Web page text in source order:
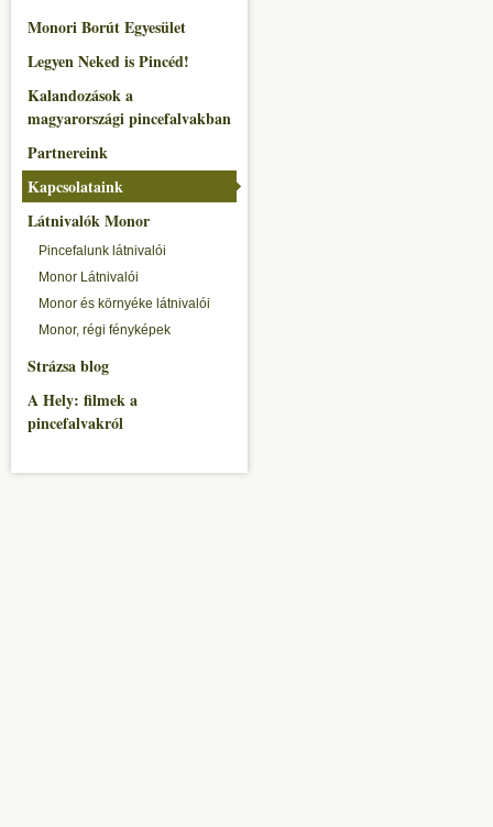
Monori Borút Egyesület
Legyen Neked is Pincéd!
Kalandozások a
magyarországi pincefalvakban
Partnereink
Kapcsolataink
Látnivalók Monor
Pincefalunk látnivalói
Monor Látnivalói
Monor és környéke látnivalói
Monor, régi fényképek
Strázsa blog
A Hely: filmek a
pincefalvakról